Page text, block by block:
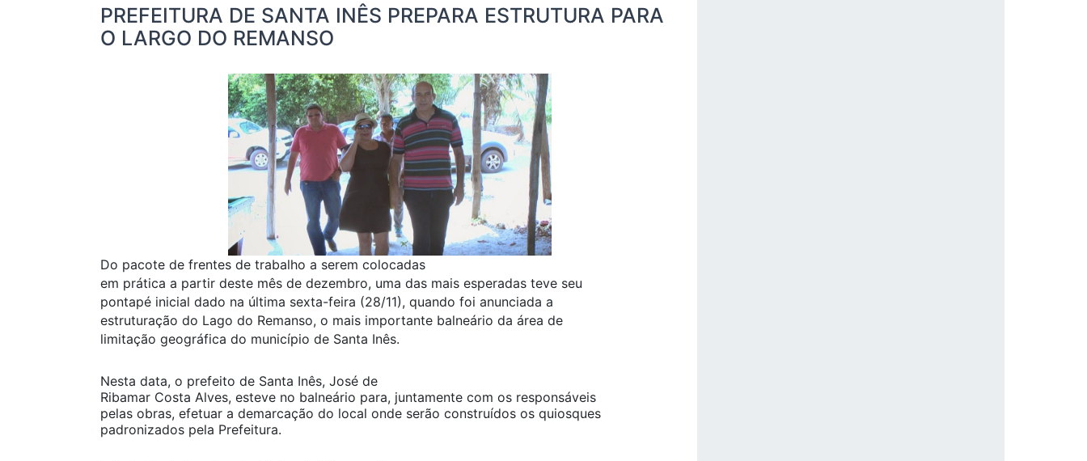
PREFEITURA DE SANTA INÊS PREPARA ESTRUTURA PARA
O LARGO DO REMANSO
Do pacote de frentes de trabalho a serem colocadas
em prática a partir deste mês de dezembro, uma das mais esperadas teve seu
pontapé inicial dado na última sexta-feira (28/11), quando foi anunciada a
estruturação do Lago do Remanso, o mais importante balneário da área de
limitação geográfica do município de Santa Inês.
Nesta data, o prefeito de Santa Inês, José de
Ribamar Costa Alves, esteve no balneário para, juntamente com os responsáveis
pelas obras, efetuar a demarcação do local onde serão construídos os quiosques
padronizados pela Prefeitura.